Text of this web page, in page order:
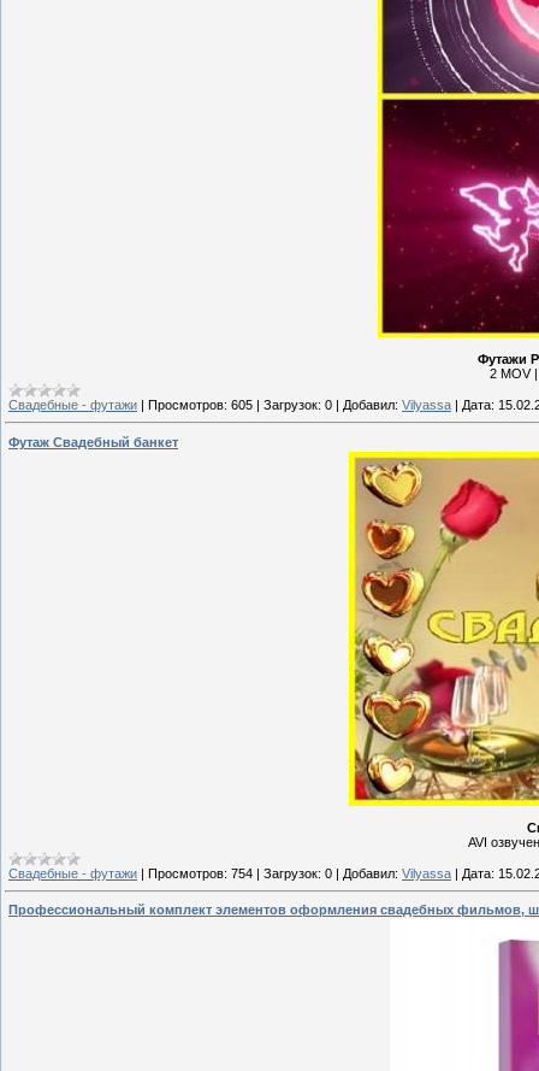
Футажи
2 MOV
Свадебные - футажи | Просмотров: 605 | Загрузок: 0 | Добавил: Vilyassa | Дата:
Футаж Свадебный банкет
AVI
Свадебные - футажи | Просмотров: 754 | Загрузок: 0 | Добавил: Vilyassa | Дата:
Профессиональный комплект элементов оформления свадебных фильмов,